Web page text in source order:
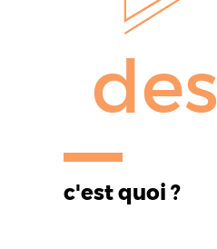
des
c'est quoi ?